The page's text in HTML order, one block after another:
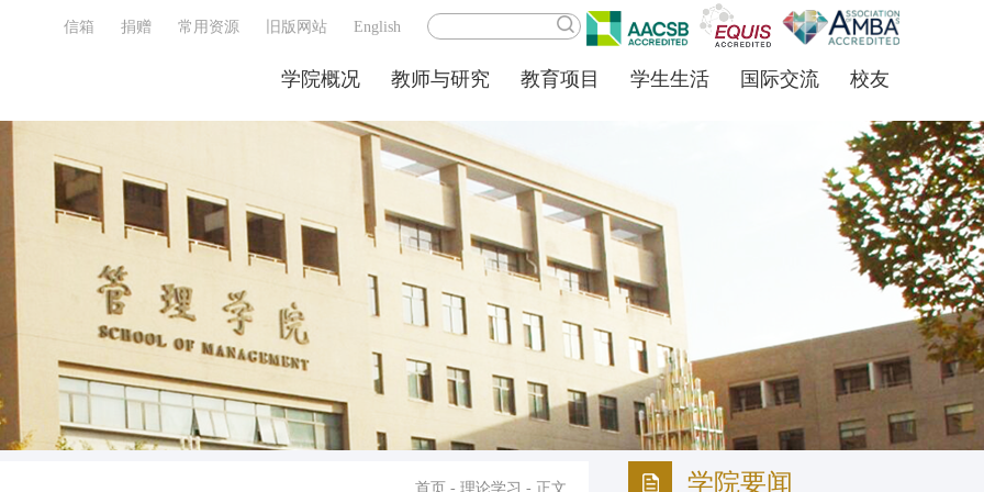
信箱 捐赠 常用资源 旧版网站 English
学院概况 教师与研究 教育项目 学生生活 国际交流 校友
首页 - 理论学习 - 正文 学院要闻